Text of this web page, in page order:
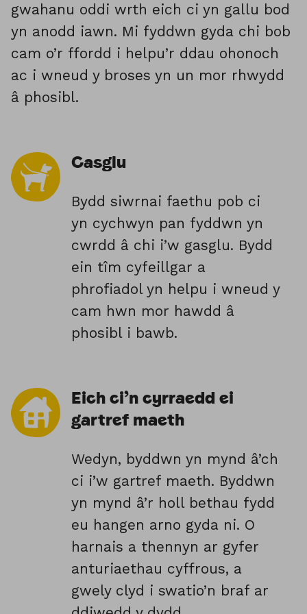
gwahanu oddi wrth eich ci yn gallu bod
yn anodd iawn. Mi fyddwn gyda chi bob
cam o’r ffordd i helpu’r ddau ohonoch
ac i wneud y broses yn un mor rhwydd
â phosibl.
Casglu
Bydd siwrnai faethu pob ci
yn cychwyn pan fyddwn yn
cwrdd â chi i’w gasglu. Bydd
ein tîm cyfeillgar a
phrofiadol yn helpu i wneud y
cam hwn mor hawdd â
phosibl i bawb.
Eich ci’n cyrraedd ei
gartref maeth
Wedyn, byddwn yn mynd â’ch
ci i’w gartref maeth. Byddwn
yn mynd â’r holl bethau fydd
eu hangen arno gyda ni. O
harnais a thennyn ar gyfer
anturiaethau cyffrous, a
gwely clyd i swatio’n braf ar